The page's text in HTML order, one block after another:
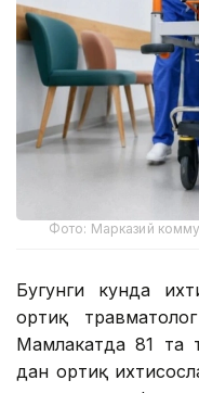
Фото: Марказий
Бугунги кунда
ортиқ
Мамлакатда 81 та
дан ортиқ